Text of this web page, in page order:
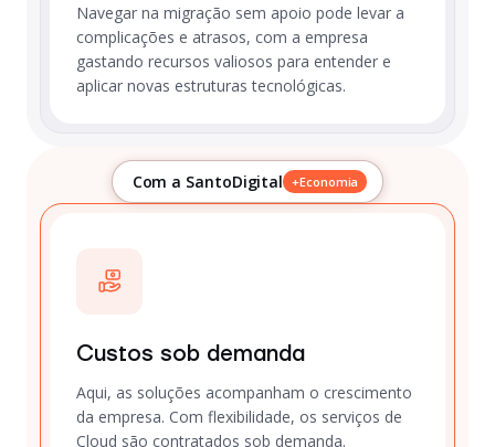
Navegar na migração sem apoio pode levar a
complicações e atrasos, com a empresa
gastando recursos valiosos para entender e
aplicar novas estruturas tecnológicas.
Com a SantoDigital +Economia
Custos sob demanda
Aqui, as soluções acompanham o crescimento
da empresa. Com flexibilidade, os serviços de
Cloud são contratados sob demanda.